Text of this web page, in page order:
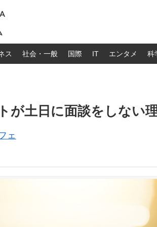
ス 社会・一般 国際 IT エンタメ 科
が土日に面談をしない理
ェ